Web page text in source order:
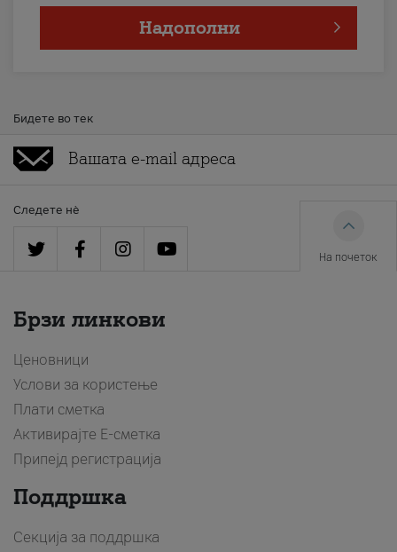
Надополни
Бидете во тек
Следете нè
На почеток
Брзи линкови
Ценовници
Услови за користење
Плати сметка
Активирајте Е-сметка
Припејд регистрација
Поддршка
Секција за поддршка